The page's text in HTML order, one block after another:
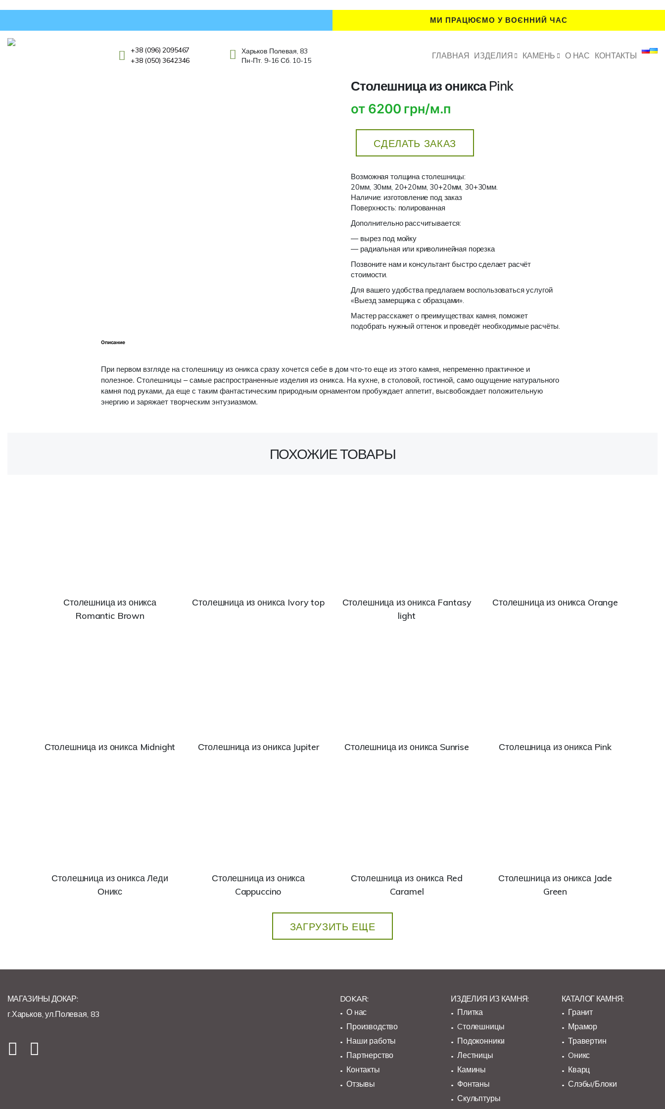
МИ ПРАЦЮЄМО У ВОЄННИЙ ЧАС
+38 (096) 2095467
+38 (050) 3642346
Харьков Полевая, 83
Пн-Пт. 9-16 Сб. 10-15
ГЛАВНАЯ ИЗДЕЛИЯ КАМЕНЬ О НАС КОНТАКТЫ
Столешница из оникса Pink
от 6200 грн/м.п
СДЕЛАТЬ ЗАКАЗ
Возможная толщина столешницы:
20мм, 30мм, 20+20мм, 30+20мм, 30+30мм.
Наличие: изготовление под заказ
Поверхность: полированная
Дополнительно рассчитывается:
— вырез под мойку
— радиальная или криволинейная порезка
Позвоните нам и консультант быстро сделает расчёт
стоимости.
Для вашего удобства предлагаем воспользоваться услугой
«Выезд замерщика с образцами».
Мастер расскажет о преимуществах камня, поможет
подобрать нужный оттенок и проведёт необходимые расчёты.
Описание
При первом взгляде на столешницу из оникса сразу хочется себе в дом что-то еще из этого камня, непременно практичное и
полезное. Столешницы – самые распространенные изделия из оникса. На кухне, в столовой, гостиной, само ощущение натурального
камня под руками, да еще с таким фантастическим природным орнаментом пробуждает аппетит, высвобождает положительную
энергию и заряжает творческим энтузиазмом.
ПОХОЖИЕ ТОВАРЫ
Столешница из оникса
Romantic Brown
Столешница из оникса Ivory top
Столешница из оникса Fantasy
light
Столешница из оникса Orange
Столешница из оникса Midnight Столешница из оникса Jupiter Столешница из оникса Sunrise Столешница из оникса Pink
Столешница из оникса Леди
Оникс
Столешница из оникса
Cappuccino
Столешница из оникса Red
Caramel
Столешница из оникса Jade
Green
ЗАГРУЗИТЬ ЕЩЕ
МАГАЗИНЫ ДОКАР:
г.Харьков, ул.Полевая, 83
DOKAR:
О нас
Производство
Наши работы
Партнерство
Контакты
Отзывы
ИЗДЕЛИЯ ИЗ КАМНЯ:
Плитка
Cтолешницы
Подоконники
Лестницы
Камины
Фонтаны
Скульптуры
КАТАЛОГ КАМНЯ:
Гранит
Мрамор
Травертин
Oникс
Кварц
Слэбы/Блоки